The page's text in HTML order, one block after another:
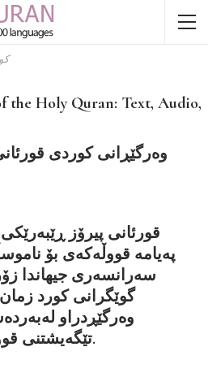
the Holy Quran: Text, Audio,
وەرگێڕانی کوردی
قورئانی پیرۆز
پەیامە قووڵەکەی بۆ
سەرانسەری جیهاندا
گوێگرانی کورد
وەرگێڕدراو
تێگەیشتنی قووڵتر و پەیوەندی ڕۆحی.